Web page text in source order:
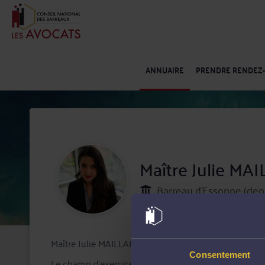
Consentement
ANNUAIRE PRENDRE
Maître Julie
Barreau d'Essonne
Maître Julie MAILLARD exerce à Etampes en tant